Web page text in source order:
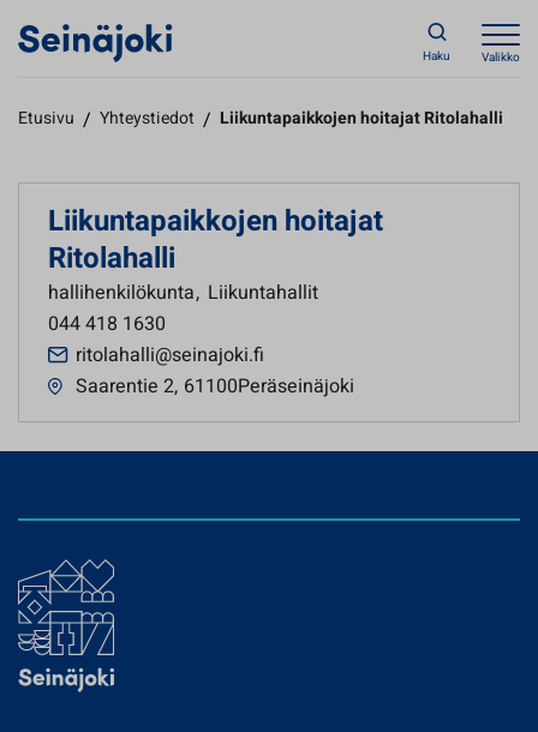
Haku Valikko
Etusivu / Yhteystiedot / Liikuntapaikkojen hoitajat Ritolahalli
Liikuntapaikkojen hoitajat
Ritolahalli
hallihenkilökunta, Liikuntahallit
044 418 1630
ritolahalli@seinajoki.fi
Saarentie 2, 61100Peräseinäjoki